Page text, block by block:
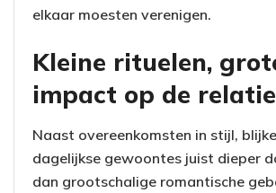
elkaar moesten verenigen.
Kleine rituelen,
impact op de relatie
Naast overeenkomsten in stijl,
dagelijkse gewoontes juist dieper
dan grootschalige romantische